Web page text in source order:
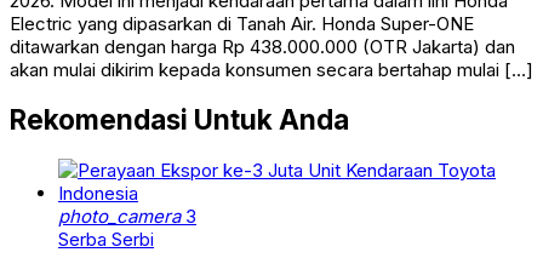
Electric yang dipasarkan di Tanah Air. Honda Super-ONE
ditawarkan dengan harga Rp 438.000.000 (OTR Jakarta) dan
akan mulai dikirim kepada konsumen secara bertahap mulai […]
Rekomendasi Untuk Anda
photo_camera3
Serba Serbi